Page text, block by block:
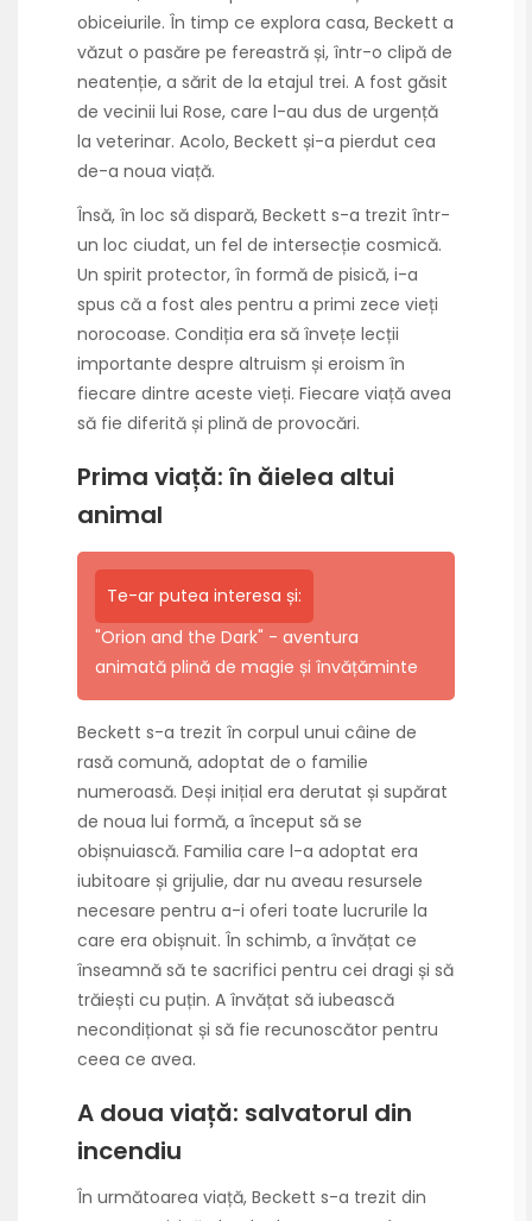
obiceiurile. În timp ce explora casa, Beckett a
văzut o pasăre pe fereastră și, într-o clipă de
neatenție, a sărit de la etajul trei. A fost găsit
de vecinii lui Rose, care l-au dus de urgență
la veterinar. Acolo, Beckett și-a pierdut cea
de-a noua viață.
Însă, în loc să dispară, Beckett s-a trezit într-
un loc ciudat, un fel de intersecție cosmică.
Un spirit protector, în formă de pisică, i-a
spus că a fost ales pentru a primi zece vieți
norocoase. Condiția era să învețe lecții
importante despre altruism și eroism în
fiecare dintre aceste vieți. Fiecare viață avea
să fie diferită și plină de provocări.
Prima viață: în ăielea altui
animal
Te-ar putea interesa și:
"Orion and the Dark" - aventura
animată plină de magie și învățăminte
Beckett s-a trezit în corpul unui câine de
rasă comună, adoptat de o familie
numeroasă. Deși inițial era derutat și supărat
de noua lui formă, a început să se
obișnuiască. Familia care l-a adoptat era
iubitoare și grijulie, dar nu aveau resursele
necesare pentru a-i oferi toate lucrurile la
care era obișnuit. În schimb, a învățat ce
înseamnă să te sacrifici pentru cei dragi și să
trăiești cu puțin. A învățat să iubească
necondiționat și să fie recunoscător pentru
ceea ce avea.
A doua viață: salvatorul din
incendiu
În următoarea viață, Beckett s-a trezit din